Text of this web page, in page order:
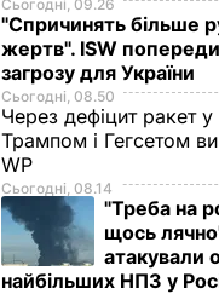
Сьогодні, 09.26
"Спричинять більше
жертв". ISW
загрозу для України
Сьогодні, 08.50
Через дефіцит ракет
Трампом і Гегсетом
WP
Сьогодні, 08.14
"Треба на
щось
атакували
найбільших НПЗ у